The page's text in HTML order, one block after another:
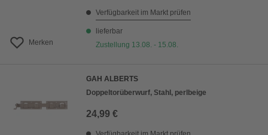
Merken
Verfügbarkeit im Markt prüfen
lieferbar
Zustellung 13.08. - 15.08.
GAH ALBERTS
Doppeltorüberwurf, Stahl, perlbeige
24,99 €